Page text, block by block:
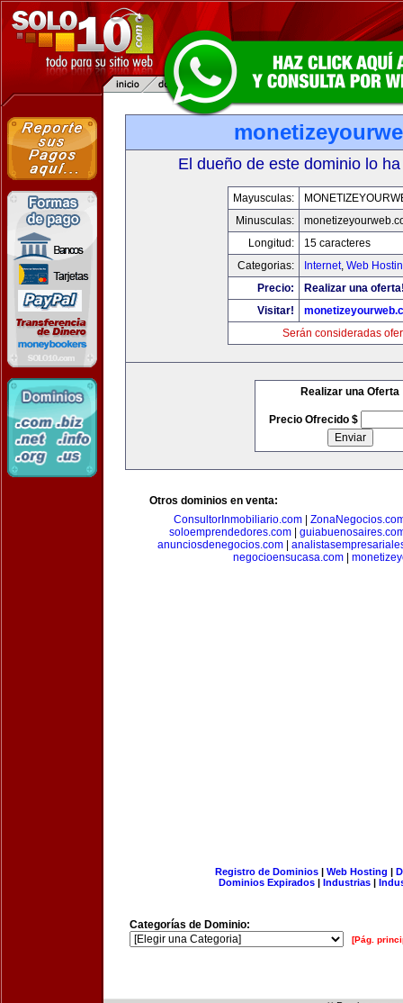
El dueño de este dominio lo
Mayusculas:
Minusculas:
Longitud:
15 caracteres
Categorias:
Internet, Web
Precio:
Realizar una
Visitar!
Serán consideradas
Realizar una Oferta
Precio Ofrecido $
Otros dominios en venta:
ConsultorInmobiliario.com|
soloemprendedores.com|
anunciosdenegocios.com|
negocioensucasa.com|
Registro de Dominios| Web Hosting |
Dominios Expirados | Industrias |
Categorías de Dominio:
[Pág.